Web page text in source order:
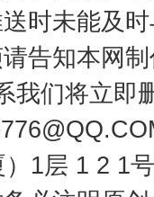
时未能及
告知本网
我们将立即
1层 1 2 1